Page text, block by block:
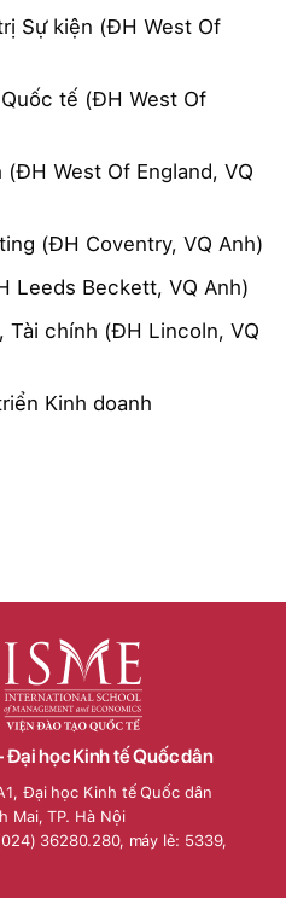
Sự kiện (ĐH West Of
tế (ĐH West Of
(ĐH West Of England, VQ
(ĐH Coventry, VQ Anh)
Leeds Beckett, VQ Anh)
Tài chính (ĐH Lincoln, VQ
Kinh doanh
học Kinh tế Quốc dân
Đại học Kinh tế Quốc dân
Mai, TP. Hà Nội
36280.280, máy lẻ: 5339,